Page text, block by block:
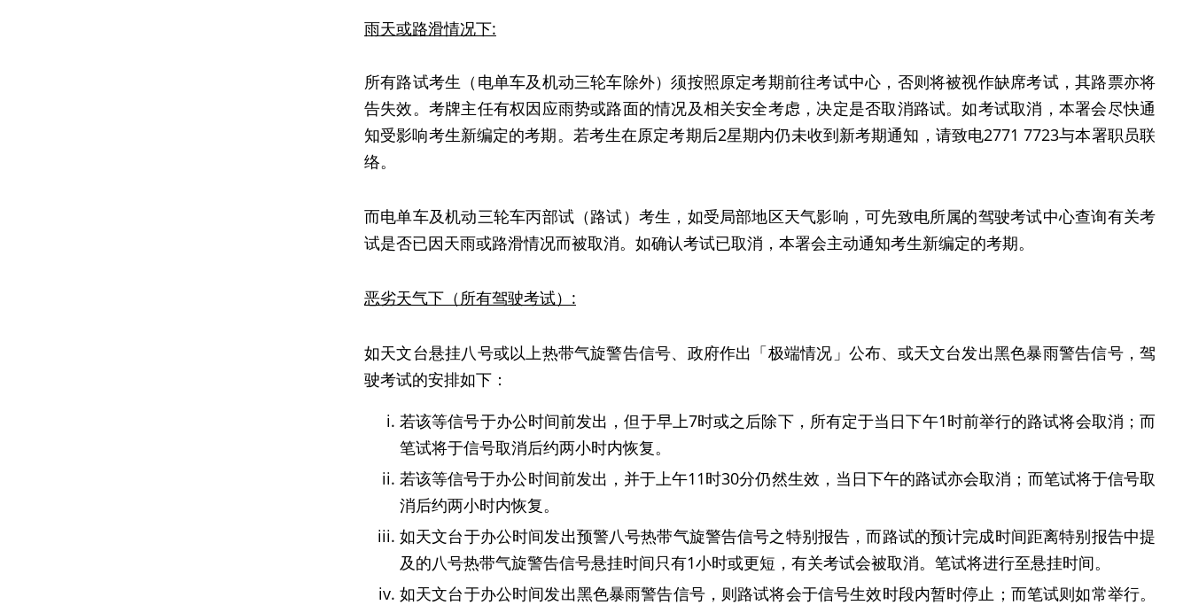
雨天或路滑情况下:
所有路试考生（电单车及机动三轮车除外）须按照原定考期前往考试中心，否则将被视作缺席考试，其路票亦将
告失效。考牌主任有权因应雨势或路面的情况及相关安全考虑，决定是否取消路试。如考试取消，本署会尽快通
知受影响考生新编定的考期。若考生在原定考期后2星期内仍未收到新考期通知，请致电2771 7723与本署职员联
络。
而电单车及机动三轮车丙部试（路试）考生，如受局部地区天气影响，可先致电所属的驾驶考试中心查询有关考
试是否已因天雨或路滑情况而被取消。如确认考试已取消，本署会主动通知考生新编定的考期。
恶劣天气下（所有驾驶考试） :
如天文台悬挂八号或以上热带气旋警告信号、政府作出「极端情况」公布、或天文台发出黑色暴雨警告信号，驾
驶考试的安排如下：
若该等信号于办公时间前发出，但于早上7时或之后除下，所有定于当日下午1时前举行的路试将会取消；而
笔试将于信号取消后约两小时内恢复。
若该等信号于办公时间前发出，并于上午11时30分仍然生效，当日下午的路试亦会取消；而笔试将于信号取
消后约两小时内恢复。
如天文台于办公时间发出预警八号热带气旋警告信号之特别报告，而路试的预计完成时间距离特别报告中提
及的八号热带气旋警告信号悬挂时间只有1小时或更短，有关考试会被取消。笔试将进行至悬挂时间。
如天文台于办公时间发出黑色暴雨警告信号，则路试将会于信号生效时段内暂时停止；而笔试则如常举行。